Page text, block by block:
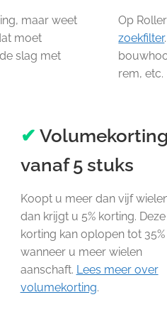
maar weet
moet
slag met
Op
zoekfilter
rem, etc.
✔ Volumekorting
vanaf 5 stuks
Koopt u meer dan vijf
dan krijgt u 5% korting. Deze
korting kan oplopen tot 35%
wanneer u meer wielen
aanschaft. Lees meer over
volumekorting.